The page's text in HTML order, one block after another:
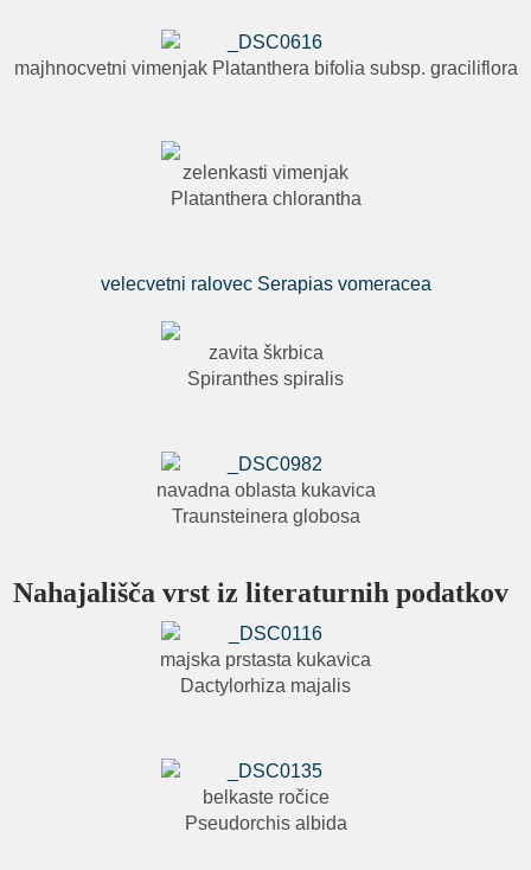
majhnocvetni vimenjak Platanthera bifolia subsp. graciliflora
zelenkasti vimenjak
Platanthera chlorantha
velecvetni ralovec Serapias vomeracea
zavita škrbica
Spiranthes spiralis
navadna oblasta kukavica
Traunsteinera globosa
Nahajališča vrst iz literaturnih podatkov
majska prstasta kukavica
Dactylorhiza majalis
belkaste ročice
Pseudorchis albida